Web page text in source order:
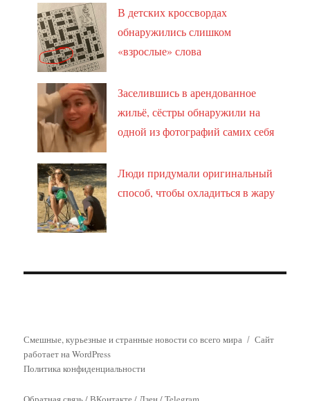
В детских кроссвордах
обнаружились слишком
«взрослые» слова
Заселившись в арендованное
жильё, сёстры обнаружили на
одной из фотографий самих себя
Люди придумали оригинальный
способ, чтобы охладиться в жару
Смешные, курьезные и странные новости со всего мира
Сайт
работает на WordPress
Политика конфиденциальности